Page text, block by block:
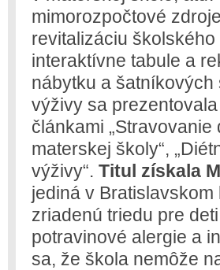
mimorozpočtové
revitalizáciu
interaktívne tabule a
nábytku a
výživy sa
článkami
materskej školy“,
výživy“. Titul získala
jediná v
zriadenú triedu pre
potravinové alergie a
sa, že škola nemôže